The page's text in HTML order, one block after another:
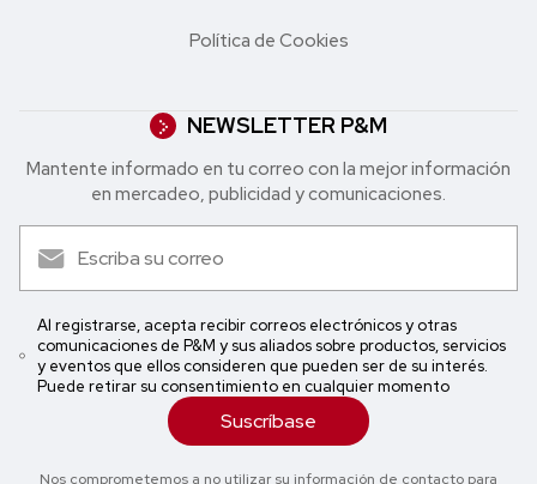
Política de Cookies
NEWSLETTER P&M
Mantente informado en tu correo con la mejor in formación
en mercadeo, publicidad y comunicaciones.
Al registrarse, acepta recibir correos electrónicos y otras
comunicaciones de P&M y sus aliados sobre productos, servicios
y eventos que ellos consideren que pueden ser de su interés.
Puede retirar su consentimiento en cualquier momento
Suscríbase
Nos comprometemos a no utilizar su información de contacto para